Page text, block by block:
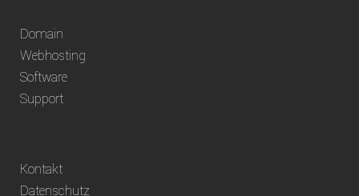
weltweit verfügbare Domains inklusive
Vorkasse oder über ein andere verfügbare
Domain
Webhosting
Software
Support
Kontakt
Datenschutz